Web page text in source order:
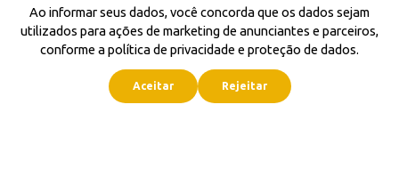
Ao informar seus dados, você concorda que os dados sejam
utilizados para ações de marketing de anunciantes e parceiros,
conforme a política de privacidade e proteção de dados.
Aceitar Rejeitar